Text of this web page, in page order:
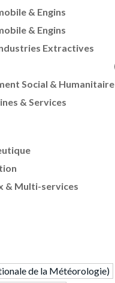
& Engins
& Engins
Extractives
Social & Humanitaire
& Services
& Multi-services
de la Météorologie)